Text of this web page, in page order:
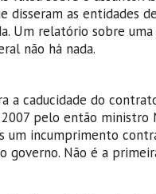
disseram as entidades
Um relatório sobre
não há nada.
a caducidade do
pelo então ministro
um incumprimento
governo. Não é a